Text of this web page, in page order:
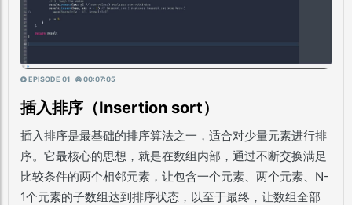
EPISODE 01 00:07:05
插入排序（Insertion sort）
插入排序是最基础的排序算法之一，适合对少量元素进行排
序。它最核心的思想， 就是在数组内部，通过不断交换满足
比较条件的两个相邻元素，让包含一个元素、两个元素、N-
1个元素的子数组达到排序状态，以至于最终，让数组全部